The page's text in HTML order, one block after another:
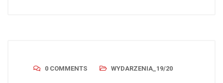
0 COMMENTS WYDARZENIA_19/20